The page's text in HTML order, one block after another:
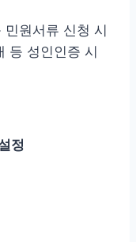
원서류 신청 시
등 성인인증 시
정